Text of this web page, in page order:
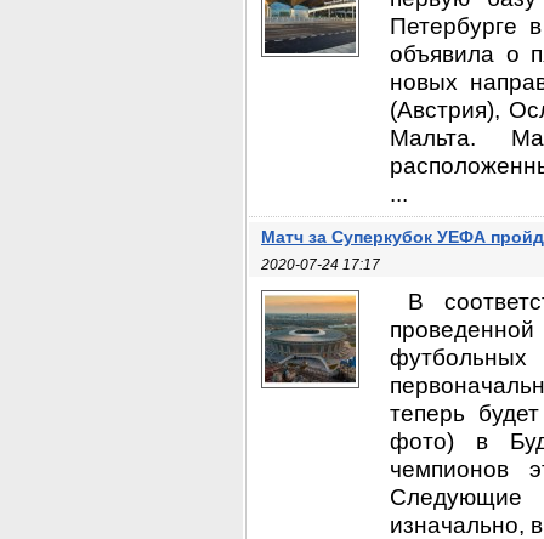
Петербурге
объявила о
новых
(Австрия),
Мальта.
...
Матч за Суперкубок УЕФА
2020-07-24 17:17
В
теперь
фото) в
чемпионов
Следующие
изначально,